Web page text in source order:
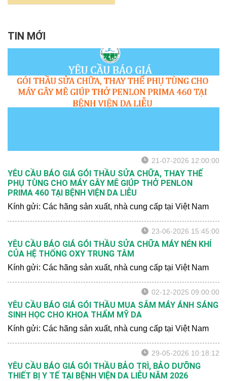
TIN MỚI
21-07-2026 12:00:00
YÊU CẦU BÁO GIÁ GÓI THẦU SỬA CHỮA, THAY THẾ
PHỤ TÙNG CHO MÁY GÂY MÊ GIÚP THỞ PENLON
PRIMA 460 TẠI BỆNH VIỆN DA LIỄU
Kính gửi: Các hãng sản xuất, nhà cung cấp tại Việt Nam
23-06-2026 15:45:00
YÊU CẦU BÁO GIÁ GÓI THẦU SỬA CHỮA MÁY NÉN KHÍ
CỦA HỆ THỐNG OXY TRUNG TÂM
Kính gửi: Các hãng sản xuất, nhà cung cấp tại Việt Nam
02-12-2025 09:00:00
YÊU CẦU BÁO GIÁ GÓI THẦU MUA SẮM MÁY ÁNH SÁNG
SINH HỌC CHO KHOA THẨM MỸ DA
Kính gửi: Các hãng sản xuất, nhà cung cấp tại Việt Nam
29-05-2026 10:18:12
YÊU CẦU BÁO GIÁ GÓI THẦU BẢO TRÌ, BẢO DƯỠNG
THIẾT BỊ Y TẾ TẠI BỆNH VIỆN DA LIỄU NĂM 2026